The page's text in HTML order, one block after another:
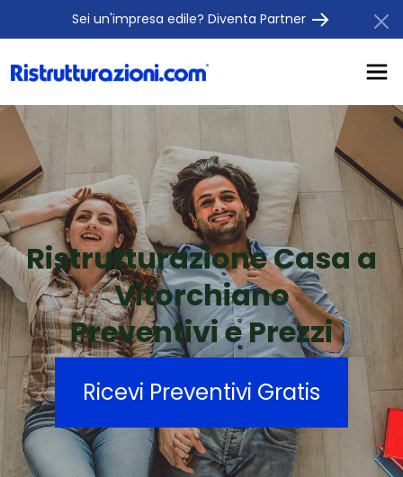
Sei un'impresa edile? Diventa Partner
Ristrutturazione Casa a
Vitorchiano
Preventivi e Prezzi
Ricevi Preventivi Gratis